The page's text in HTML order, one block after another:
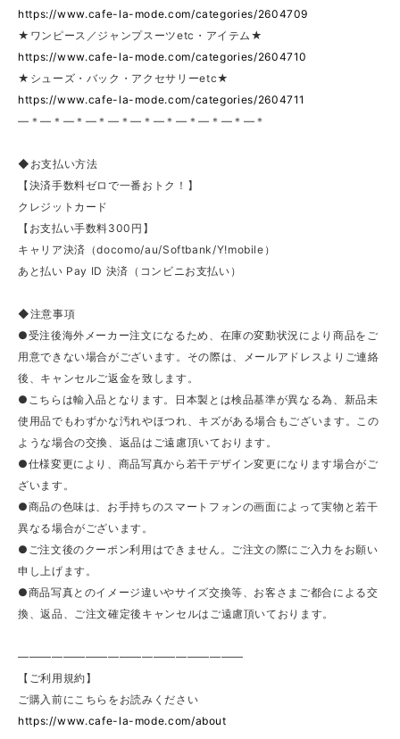
https://www.cafe-la-mode.com/categories/2604709
★ワンピース／ジャンプスーツetc・アイテム★
https://www.cafe-la-mode.com/categories/2604710
★シューズ・バック・アクセサリーetc★
https://www.cafe-la-mode.com/categories/2604711
—＊—＊—＊—＊—＊—＊—＊—＊—＊—＊—＊
◆お支払い方法
【決済手数料ゼロで一番おトク！】
クレジットカード
【お支払い手数料300円】
キャリア決済（docomo/au/Softbank/Y!mobile）
あと払い Pay ID 決済（コンビニお支払い）
◆注意事項
●受注後海外メーカー注文になるため、在庫の変動状況により商品をご
用意できない場合がございます。その際は、メールアドレスよりご連絡
後、キャンセルご返金を致します。
●こちらは輸入品となります。日本製とは検品基準が異なる為、新品未
使用品でもわずかな汚れやほつれ、キズがある場合もございます。この
ような場合の交換、返品はご遠慮頂いております。
●仕様変更により、商品写真から若干デザイン変更になります場合がご
ざいます。
●商品の色味は、お手持ちのスマートフォンの画面によって実物と若干
異なる場合がございます。
●ご注文後のクーポン利用はできません。ご注文の際にご入力をお願い
申し上げます。
●商品写真とのイメージ違いやサイズ交換等、お客さまご都合による交
換、返品、ご注文確定後キャンセルはご遠慮頂いております。
————————————————————
【ご利用規約】
ご購入前にこちらをお読みください
https://www.cafe-la-mode.com/about